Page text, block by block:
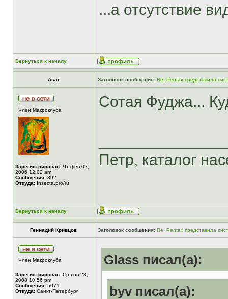
...а отсутствие
Вернуться к началу
Asar Заголовок сообщения: Re: Pentax представила
Член Макроклуба
Зарегистрирован: Чт фев 02,
2006 12:02 am
Сообщения: 892
Откуда: Insecta.pro/ru
Сотая Фуджа...
Петр, каталог
Вернуться к началу
Геннадий Кривцов Заголовок сообщения: Re: Pentax представила
Член Макроклуба
Зарегистрирован: Ср янв 23,
2008 10:56 pm
Сообщения: 5071
Откуда: Санкт-Петербург
Glass писал(а):
byv писал(а):